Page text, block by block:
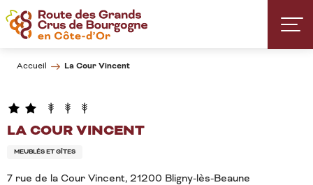
Aller
au
contenu
Accueil La Cour Vincent
LA COUR VINCENT
MEUBLÉS ET GÎTES
7 rue de la Cour Vincent, 21200 Bligny-lès-Beaune